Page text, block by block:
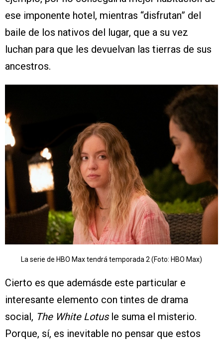
ese imponente hotel, mientras “disfrutan” del
baile de los nativos del lugar, que a su vez
luchan para que les devuelvan las tierras de sus
ancestros.
La serie de HBO Max tendrá temporada 2 (Foto: HBO Max)
Cierto es que ademásde este particular e
interesante elemento con tintes de drama
social, The White Lotusle suma el misterio.
Porque, sí, es inevitable no pensar que estos